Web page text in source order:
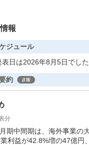
報
ジュール
日は2026年8月5日でした
約
分
期中間期は、海外事業の
利益が42.8%増の47億円